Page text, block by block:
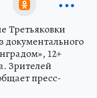
Третьяковки
документального
12+
Зрителей
пресс-